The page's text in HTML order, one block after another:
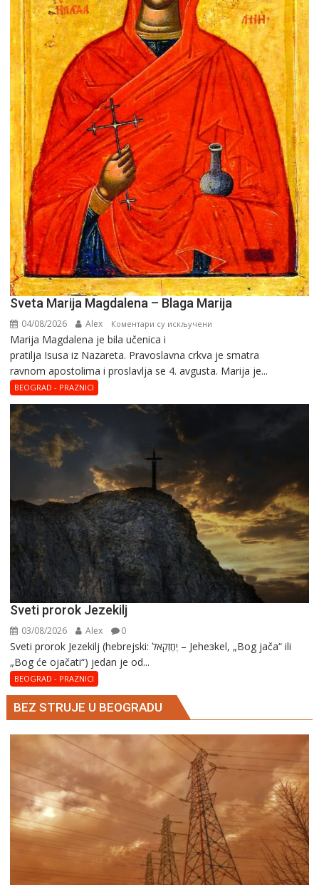
Sveta Marija Magdalena – Blaga Marija
04/08/2026 Alex Коментари су искључени
Marija
Magdalena
Blaga
Marija Magdalena je bila učenica i
pratilja Isusa iz Nazareta. Pravoslavna crkva je smatra
ravnom apostolima i proslavlja se 4. avgusta. Marija je...
BEOGRAD - PRAZNICI
Sveti prorok Jezekilj
03/08/2026 Alex 0
Sveti prorok Jezekilj (hebrejski: יְחֶזְקֵאל – Jehезkel, „Bog jača“ ili
„Bog će ojačati“) jedan je od...
BEOGRAD - PRAZNICI
BEZ STRUJE U BEOGRADU